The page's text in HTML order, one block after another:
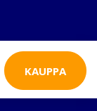
KAUPPA